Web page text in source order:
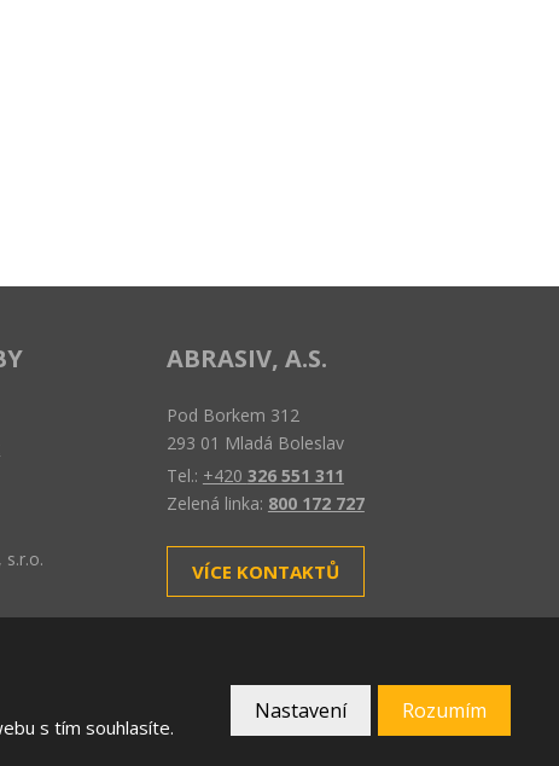
s.r.o.
ABRASIV, A.S.
Pod Borkem 312
293 01 Mladá Boleslav
Tel.: +420 326 551 311
Zelená linka: 800 172 727
VÍCE KONTAKTŮ
VYROBILA
s tím souhlasíte.
Nastavení Rozumím